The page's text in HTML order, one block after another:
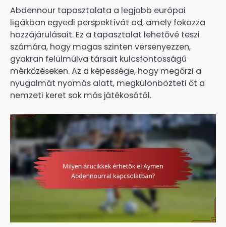
Abdennour tapasztalata a legjobb európai
ligákban egyedi perspektívát ad, amely fokozza
hozzájárulásait. Ez a tapasztalat lehetővé teszi
számára, hogy magas szinten versenyezzen,
gyakran felülmúlva társait kulcsfontosságú
mérkőzéseken. Az a képessége, hogy megőrzi a
nyugalmát nyomás alatt, megkülönbözteti őt a
nemzeti keret sok más játékosától.